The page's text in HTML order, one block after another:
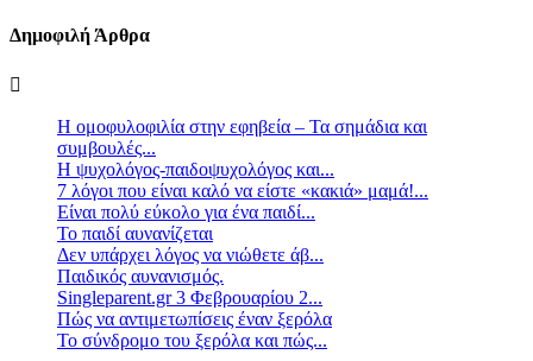
Δημοφιλή Άρθρα
Η ομοφυλοφιλία στην εφηβεία – Τα σημάδια και
συμβουλές...
Η ψυχολόγος-παιδοψυχολόγος και...
7 λόγοι που είναι καλό να είστε «κακιά» μαμά!...
Είναι πολύ εύκολο για ένα παιδί...
Το παιδί αυνανίζεται
Δεν υπάρχει λόγος να νιώθετε άβ...
Παιδικός αυνανισμός.
Singleparent.gr 3 Φεβρουαρίου 2...
Πώς να αντιμετωπίσεις έναν ξερόλα
Το σύνδρομο του ξερόλα και πώς...